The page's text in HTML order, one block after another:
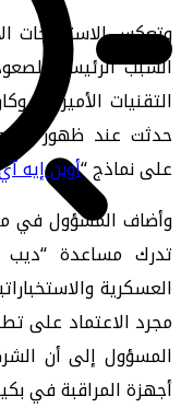
وتعكس الاستنتاجات
السبب الرئيسي
التقنيات الأميركية
حدثت عند ظهور
على نماذج “أوبن إيه
وأضاف المسؤول في
تدرك مساعدة
العسكرية
مجرد الاعتماد على
المسؤول إلى أن
أجهزة المراقبة في